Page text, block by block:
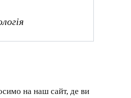
на наш сайт, де ви